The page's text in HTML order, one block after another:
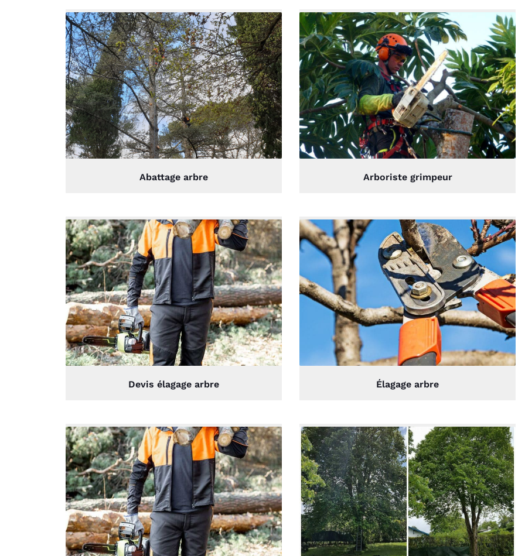
Abattage arbre Arboriste grimpeur
Devis élagage arbre Élagage arbre
21 juin 2024
Le service de terrassement
jardin à Var était
exceptionnel. L'équipe a
travaillé de manière efficace
et professionnelle, laissant
notre jardin impeccable et
prêt pour notre nouveau
projet d'aménagement
paysager.
14 décembre 2024
Excellente prestation pour
l'abattage délicat d'un sapin
entre deux maisons.
Technicité irréprochable et
sécurité assurée. Le
chantier a été laissé propre.
Je n'hésiterai pas à vous
recontacter.